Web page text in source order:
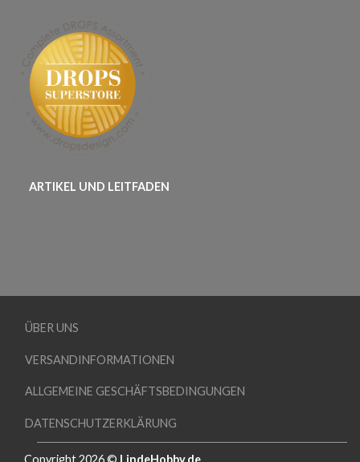
ARTIKEL UND LEITFADEN
ÜBER UNS
VERSANDINFORMATIONEN
ALLGEMEINE GESCHÄFTSBEDINGUNGEN
DATENSCHUTZERKLÄRUNG
Copyright 2026 © LindeHobby.de